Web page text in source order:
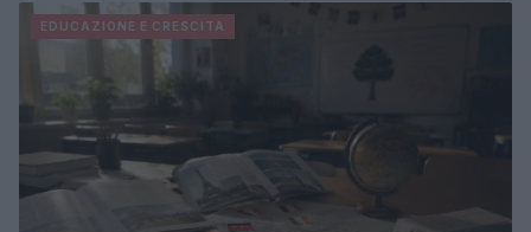
EDUCAZIONE E CRESCITA